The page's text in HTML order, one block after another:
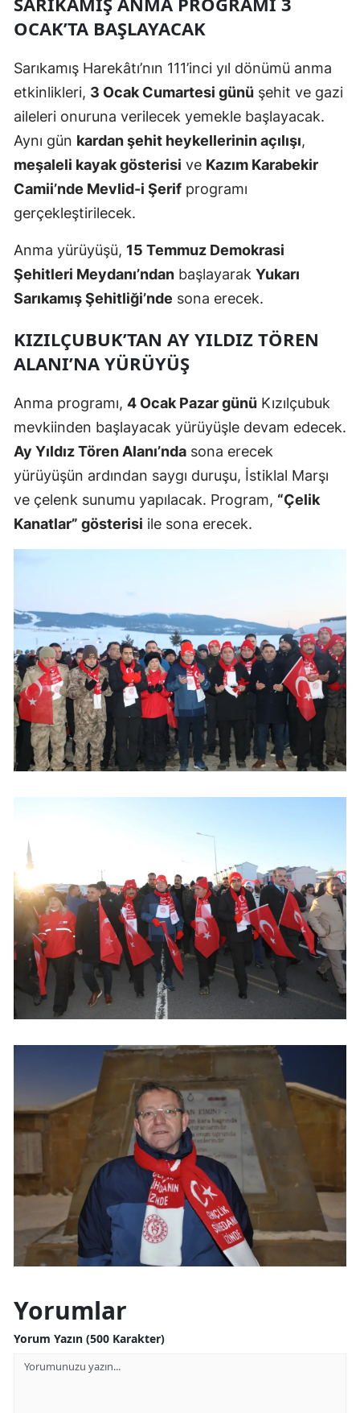
Siirt
Sinop
Sivas
Tekirdağ
Tunceli
Şanlıurfa
Zonguldak
Aksaray
Şırnak
Bartın
Ardahan
Iğdır
Yalova
Düzce
OCAK’TA BAŞLAYACAK
Sarıkamış Harekâtı’nın 111’inci yıl dönümü anma
etkinlikleri, 3 Ocak Cumartesi günü şehit ve gazi
aileleri onuruna verilecek yemekle başlayacak.
Aynı gün kardan şehit heykellerinin açılışı,
meşaleli kayak gösterisi ve Kazım Karabekir
Camii’nde Mevlid-i Şerif programı
gerçekleştirilecek.
Anma yürüyüşü, 15 Temmuz Demokrasi
Şehitleri Meydanı’ndan başlayarak Yukarı
Sarıkamış Şehitliği’nde sona erecek.
KIZILÇUBUK’TAN AY YILDIZ TÖREN
ALANI’NA YÜRÜYÜŞ
Anma programı, 4 Ocak Pazar günü Kızılçubuk
mevkiinden başlayacak yürüyüşle devam edecek.
Ay Yıldız Tören Alanı’nda sona erecek
yürüyüşün ardından saygı duruşu, İstiklal Marşı
ve çelenk sunumu yapılacak. Program, “Çelik
Kanatlar” gösterisi ile sona erecek.
Yorumlar
Yorum Yazın (500 Karakter)